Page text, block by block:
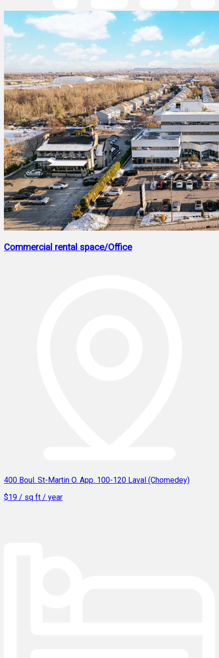
Commercial rental space/Office
400 Boul. St-Martin O. App. 100-120 Laval (Chomedey)
$19 / sq ft / year